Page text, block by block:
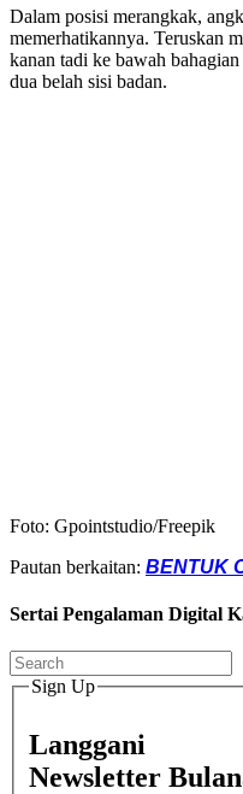
Dalam posisi merangkak,
memerhatikannya. Teruskan
kanan tadi ke bawah
dua belah sisi badan.
Foto: Gpointstudio/Freepik
Pautan berkaitan: BENTUK
Sertai Pengalaman Digital
Sign Up
Langgani
Newsletter